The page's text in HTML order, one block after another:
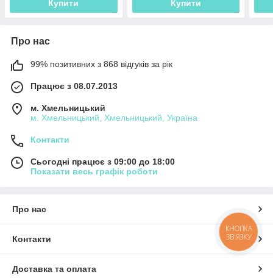
Купити Купити
Про нас
99% позитивних з 868 відгуків за рік
Працює з 08.07.2013
м. Хмельницький
м. Хмельницький, Хмельницький, Україна
Контакти
Сьогодні працює з 09:00 до 18:00
Показати весь графік роботи
Про нас
Контакти
Доставка та оплата
КНОПКА
ЗВ'ЯЗКУ